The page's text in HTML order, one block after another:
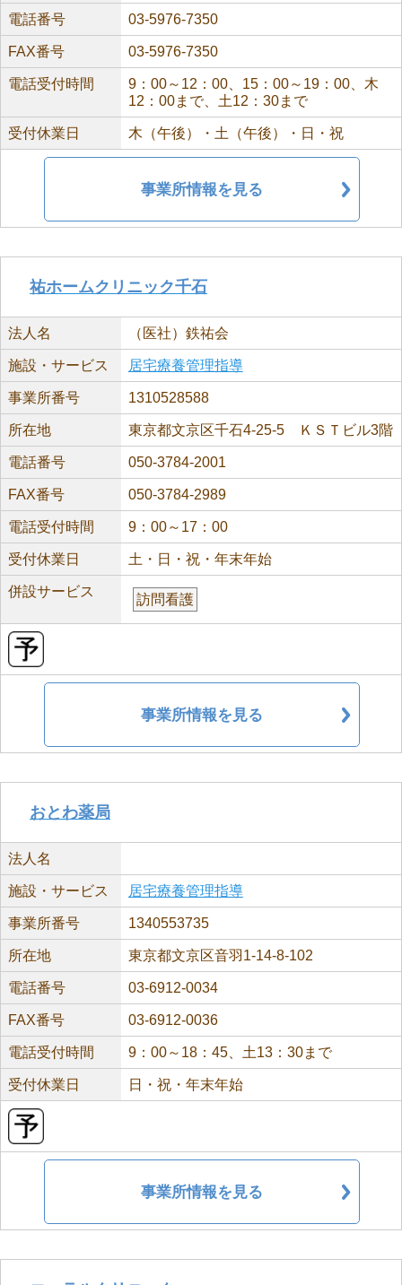
電話番号 03-5976-7350
FAX番号 03-5976-7350
電話受付時間
9：00～12：00、15：00～19：00、木
12：00まで、土12：30まで
受付休業日 木（午後）・土（午後）・日・祝
事業所情報を見る
祐ホームクリニック千石
法人名 （医社）鉄祐会
施設・サービス 居宅療養管理指導
事業所番号 1310528588
所在地 東京都文京区千石4-25-5 ＫＳＴビル3階
電話番号 050-3784-2001
FAX番号 050-3784-2989
電話受付時間 9：00～17：00
受付休業日 土・日・祝・年末年始
併設サービス
訪問看護
事業所情報を見る
おとわ薬局
法人名
施設・サービス 居宅療養管理指導
事業所番号 1340553735
所在地 東京都文京区音羽1-14-8-102
電話番号 03-6912-0034
FAX番号 03-6912-0036
電話受付時間 9：00～18：45、土13：30まで
受付休業日 日・祝・年末年始
事業所情報を見る